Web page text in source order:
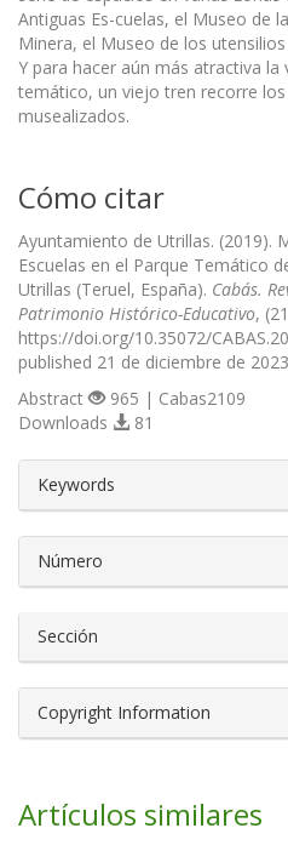
Antiguas Es-cuelas, el Museo de
Minera, el Museo de los
Y para hacer aún más atractiva
temático, un viejo tren recorre
musealizados.
Cómo citar
Ayuntamiento de Utrillas. (2019).
Escuelas en el Parque Temático
Utrillas (Teruel, España). Cabás.
Patrimonio Histórico-Educativo,
https://doi.org/10.35072/
published 21 de diciembre de
Abstract
965 | Cabas2109
Downloads
81
Keywords
Número
Sección
Copyright Information
Artículos similares